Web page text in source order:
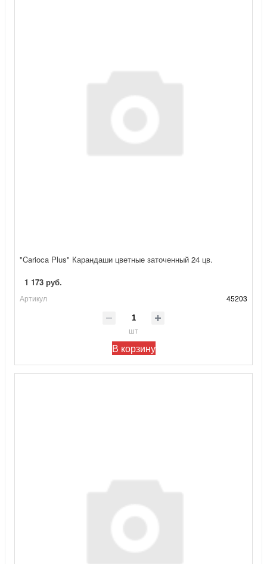
"Carioca Plus" Карандаши цветные заточенный 24 цв.
1 173 руб.
Артикул 45203
шт
В корзину